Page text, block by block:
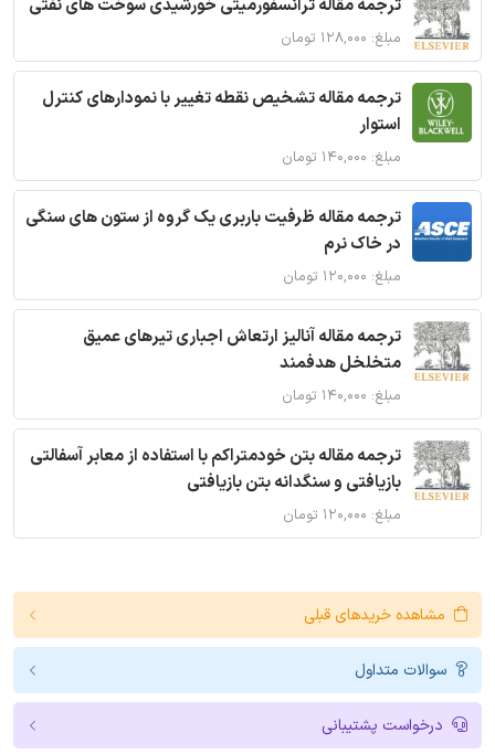
ترجمه مقاله ترانسفورمیتی خورشیدی سوخت های نفتی
مبلغ: ۱۲۸,۰۰۰ تومان
ترجمه مقاله تشخیص نقطه تغییر با نمودارهای کنترل
استوار
مبلغ: ۱۴۰,۰۰۰ تومان
ترجمه مقاله ظرفیت باربری یک گروه از ستون های سنگی
در خاک نرم
مبلغ: ۱۲۰,۰۰۰ تومان
ترجمه مقاله آنالیز ارتعاش اجباری تیرهای عمیق
متخلخل هدفمند
مبلغ: ۱۴۰,۰۰۰ تومان
ترجمه مقاله بتن خودمتراکم با استفاده از معابر آسفالتی
بازیافتی و سنگدانه بتن بازیافتی
مبلغ: ۱۲۰,۰۰۰ تومان
مشاهده خریدهای قبلی
سوالات متداول
درخواست پشتیبانی